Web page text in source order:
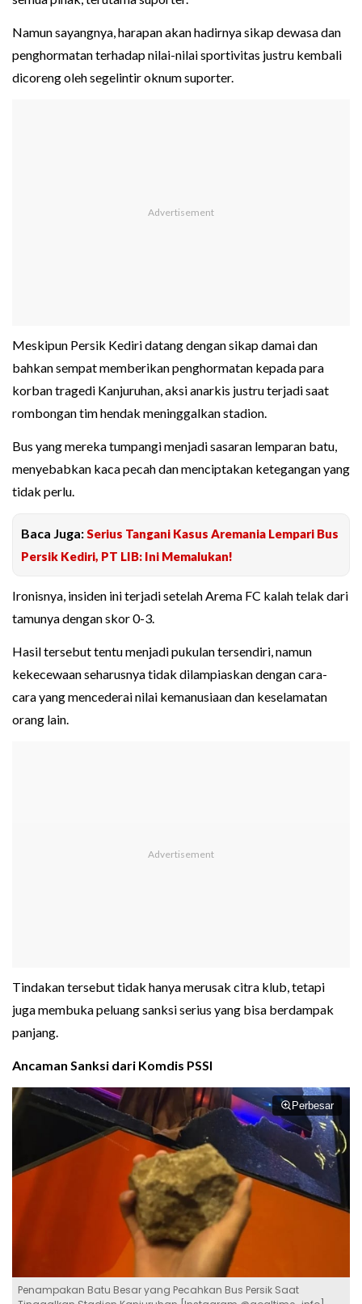
Namun sayangnya, harapan akan hadirnya sikap dewasa dan
penghormatan terhadap nilai-nilai sportivitas justru kembali
dicoreng oleh segelintir oknum suporter.
Meskipun Persik Kediri datang dengan sikap damai dan
bahkan sempat memberikan penghormatan kepada para
korban tragedi Kanjuruhan, aksi anarkis justru terjadi saat
rombongan tim hendak meninggalkan stadion.
Bus yang mereka tumpangi menjadi sasaran lemparan batu,
menyebabkan kaca pecah dan menciptakan ketegangan yang
tidak perlu.
Baca Juga:Serius Tangani Kasus Aremania Lempari Bus
Persik Kediri, PT LIB: Ini Memalukan!
Ironisnya, insiden ini terjadi setelah Arema FC kalah telak dari
tamunya dengan skor 0-3.
Hasil tersebut tentu menjadi pukulan tersendiri, namun
kekecewaan seharusnya tidak dilampiaskan dengan cara-
cara yang mencederai nilai kemanusiaan dan keselamatan
orang lain.
Tindakan tersebut tidak hanya merusak citra klub, tetapi
juga membuka peluang sanksi serius yang bisa berdampak
panjang.
Ancaman Sanksi dari Komdis PSSI
Perbesar
Penampakan Batu Besar yang Pecahkan Bus Persik Saat